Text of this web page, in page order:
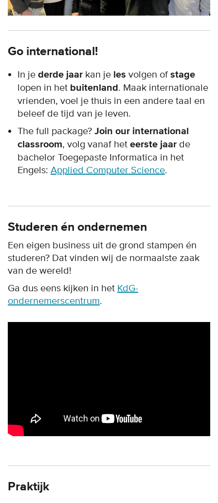
Go international!
In je derde jaar kan je les volgen of stage
lopen in het buitenland. Maak internationale
vrienden, voel je thuis in een andere taal en
beleef de tijd van je leven.
The full package? Join our international
classroom, volg vanaf het eerste jaar de
bachelor Toegepaste Informatica in het
Engels: Applied Computer Science.
Studeren én ondernemen
Een eigen business uit de grond stampen én
studeren? Dat vinden wij de normaalste zaak
van de wereld!
Ga dus eens kijken in het KdG-
ondernemerscentrum.
Praktijk